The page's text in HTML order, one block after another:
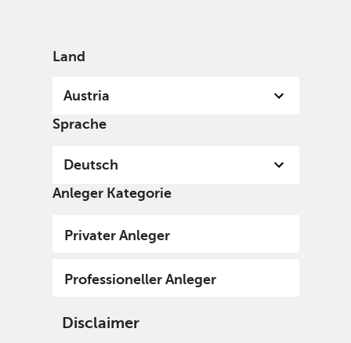
Land
Austria
Sprache
Deutsch
Anleger Kategorie
Privater Anleger
Professioneller Anleger
Disclaimer